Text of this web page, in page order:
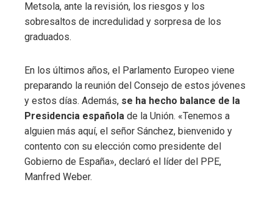
Metsola, ante la revisión, los riesgos y los
sobresaltos de incredulidad y sorpresa de los
graduados.
En los últimos años, el Parlamento Europeo viene
preparando la reunión del Consejo de estos jóvenes
y estos días. Además, se ha hecho balance de la
Presidencia española de la Unión. «Tenemos a
alguien más aquí, el señor Sánchez, bienvenido y
contento con su elección como presidente del
Gobierno de España», declaró el líder del PPE,
Manfred Weber.